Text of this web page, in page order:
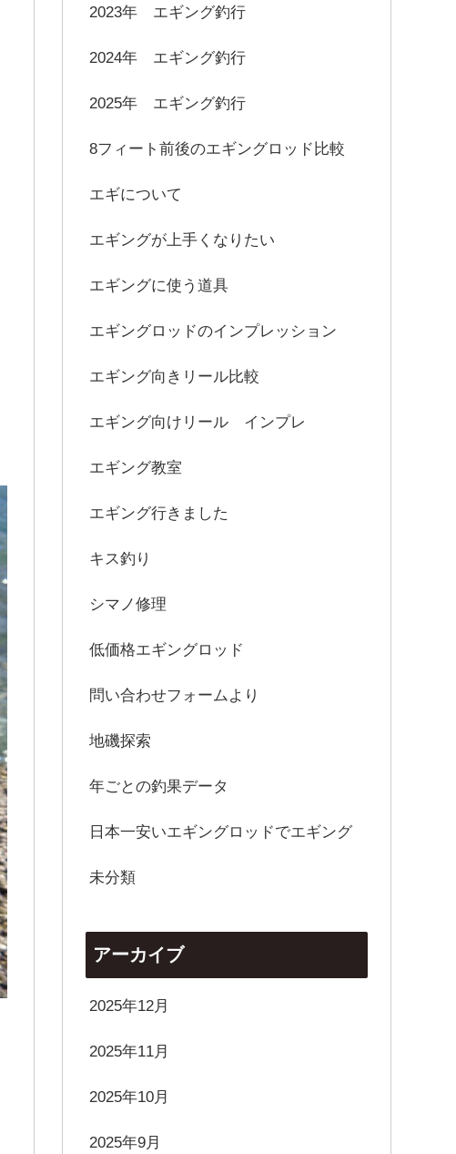
2023年 エギング釣行
2024年 エギング釣行
2025年 エギング釣行
8フィート前後のエギングロッド比較
エギについて
エギングが上手くなりたい
エギングに使う道具
エギングロッドのインプレッション
エギング向きリール比較
エギング向けリール インプレ
エギング教室
エギング行きました
キス釣り
シマノ修理
低価格エギングロッド
問い合わせフォームより
地磯探索
年ごとの釣果データ
日本一安いエギングロッドでエギング
未分類
アーカイブ
2025年12月
2025年11月
2025年10月
2025年9月